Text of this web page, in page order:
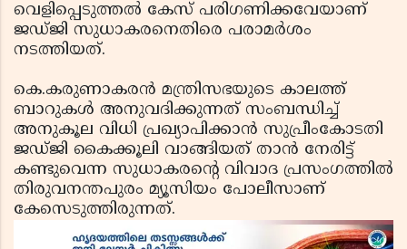
വെളിപ്പെടുത്തല്‍ കേസ് പരിഗണിക്കവേയാണ്‌
ജഡ്ജി സുധാകരനെതിരെ പരാമര്‍ശം
നടത്തിയത്.
കെ.കരുണാകരന്‍ മന്ത്രിസഭയുടെ കാലത്ത്
ബാറുകള്‍ അനുവദിക്കുന്നത് സംബന്ധിച്ച്
അനുകൂല വിധി പ്രഖ്യാപിക്കാന്‍ സുപ്രീംകോടതി
ജഡ്ജി കൈക്കൂലി വാങ്ങിയത് താന്‍ നേരിട്ട്
കണ്ടുവെന്ന സുധാകരന്റെ വിവാദ പ്രസംഗത്തില്‍
തിരുവനന്തപുരം മ്യൂസിയം പോലീസാണ്
കേസെടുത്തിരുന്നത്.